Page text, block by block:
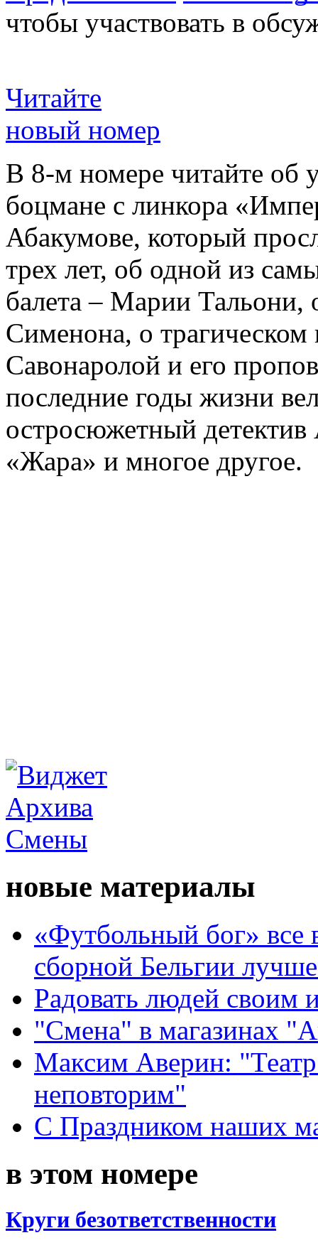
чтобы участвовать в
Читайте
новый номер
В 8-м номере читайте об
боцмане с линкора
Абакумове, который
трех лет, об одной из
балета – Марии
Сименона, о трагическом
Савонаролой и его
последние годы жизни
остросюжетный детектив
«Жара» и многое другое.
новые материалы
«Футбольный бог» все
сборной Бельгии
Радовать людей своим
"Смена" в магазинах
Максим Аверин:
неповторим"
С Праздником наших
в этом номере
Круги безответственности